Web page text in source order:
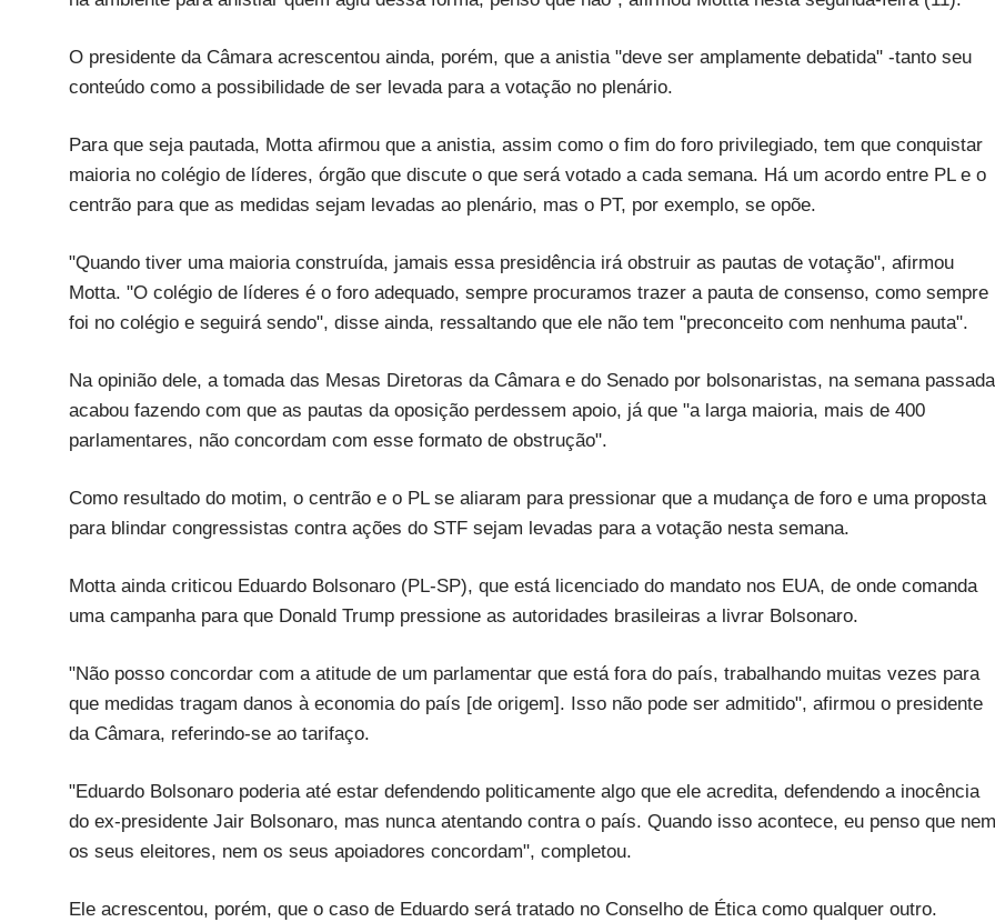
O presidente da Câmara acrescentou ainda, porém, que a anistia "deve ser amplamente debatida" -tanto seu
conteúdo como a possibilidade de ser levada para a votação no plenário.
Para que seja pautada, Motta afirmou que a anistia, assim como o fim do foro privilegiado, tem que conquistar
maioria no colégio de líderes, órgão que discute o que será votado a cada semana. Há um acordo entre PL e o
centrão para que as medidas sejam levadas ao plenário, mas o PT, por exemplo, se opõe.
"Quando tiver uma maioria construída, jamais essa presidência irá obstruir as pautas de votação", afirmou
Motta. "O colégio de líderes é o foro adequado, sempre procuramos trazer a pauta de consenso, como sempre
foi no colégio e seguirá sendo", disse ainda, ressaltando que ele não tem "preconceito com nenhuma pauta".
Na opinião dele, a tomada das Mesas Diretoras da Câmara e do Senado por bolsonaristas, na semana
acabou fazendo com que as pautas da oposição perdessem apoio, já que "a larga maioria, mais de 400
parlamentares, não concordam com esse formato de obstrução".
Como resultado do motim, o centrão e o PL se aliaram para pressionar que a mudança de foro e uma proposta
para blindar congressistas contra ações do STF sejam levadas para a votação nesta semana.
Motta ainda criticou Eduardo Bolsonaro (PL-SP), que está licenciado do mandato nos EUA, de onde comanda
uma campanha para que Donald Trump pressione as autoridades brasileiras a livrar Bolsonaro.
"Não posso concordar com a atitude de um parlamentar que está fora do país, trabalhando muitas vezes para
que medidas tragam danos à economia do país [de origem]. Isso não pode ser admitido", afirmou o presidente
da Câmara, referindo-se ao tarifaço.
"Eduardo Bolsonaro poderia até estar defendendo politicamente algo que ele acredita, defendendo a inocência
do ex-presidente Jair Bolsonaro, mas nunca atentando contra o país. Quando isso acontece, eu penso que nem
os seus eleitores, nem os seus apoiadores concordam", completou.
Ele acrescentou, porém, que o caso de Eduardo será tratado no Conselho de Ética como qualquer outro.